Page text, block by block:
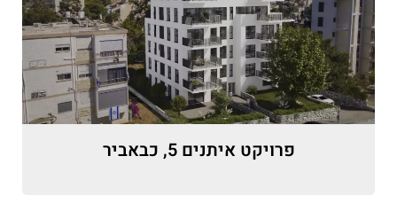
פרויקט איתנים 5, כבאביר